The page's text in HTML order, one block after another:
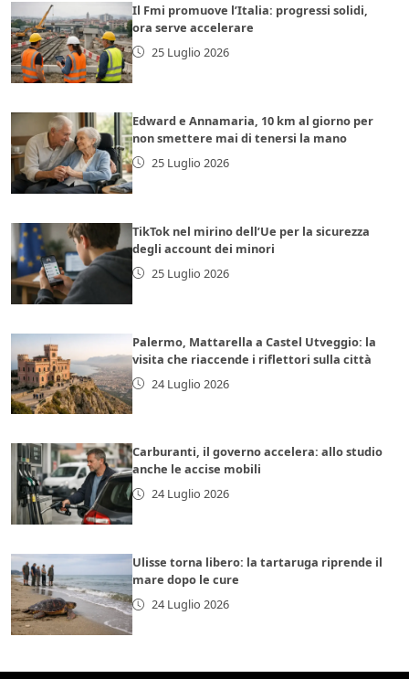
Il Fmi promuove l’Italia: progressi solidi,
ora serve accelerare
25 Luglio 2026
Edward e Annamaria, 10 km al giorno per
non smettere mai di tenersi la mano
25 Luglio 2026
TikTok nel mirino dell’Ue per la sicurezza
degli account dei minori
25 Luglio 2026
Palermo, Mattarella a Castel Utveggio: la
visita che riaccende i riflettori sulla città
24 Luglio 2026
Carburanti, il governo accelera: allo studio
anche le accise mobili
24 Luglio 2026
Ulisse torna libero: la tartaruga riprende il
mare dopo le cure
24 Luglio 2026